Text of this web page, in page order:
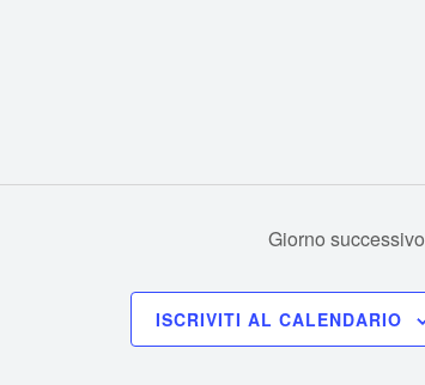
Giorno successivo
ISCRIVITI AL CALENDARIO